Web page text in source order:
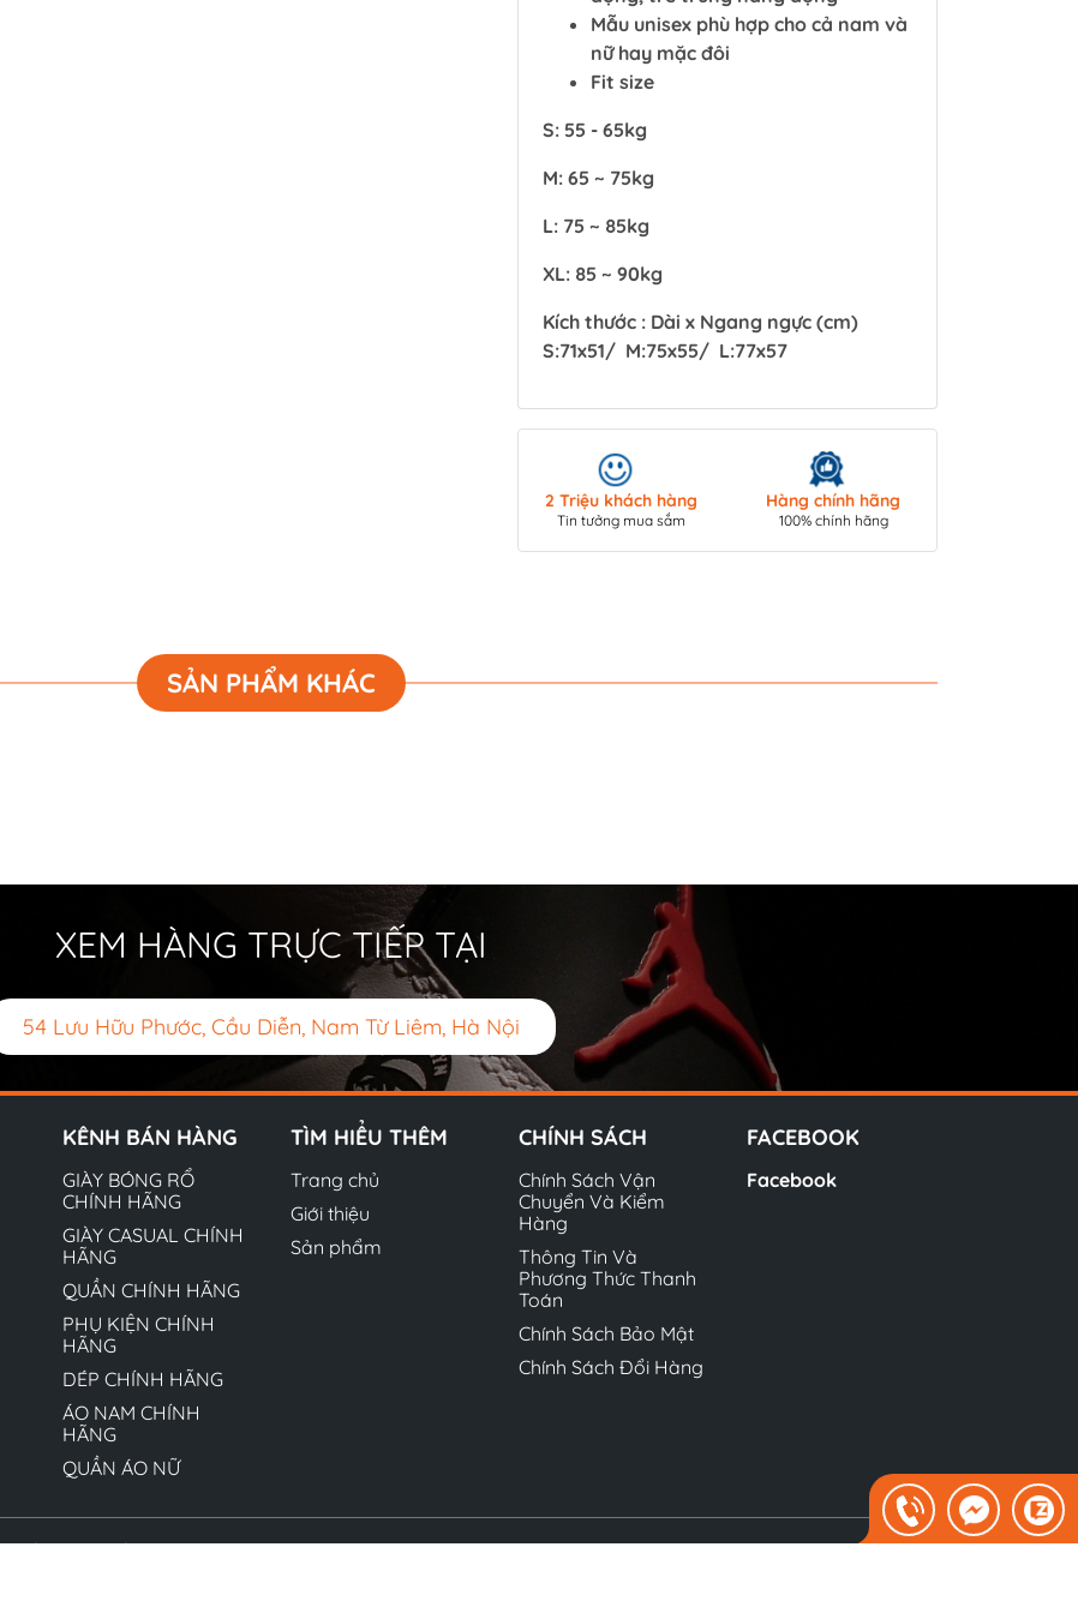
Mẫu unisex phù hợp cho cả nam và
nữ hay mặc đôi
Fit size
S: 55 - 65kg
M: 65 ~ 75kg
L: 75 ~ 85kg
XL: 85 ~ 90kg
Kích thước : Dài x Ngang ngực (cm)
S:71x51/ M:75x55/ L:77x57
2 Triệu khách hàng
Tin tưởng mua sắm
Hàng chính hãng
100% chính hãng
SẢN PHẨM KHÁC
XEM HÀNG TRỰC TIẾP TẠI
54 Lưu Hữu Phước, Cầu Diễn, Nam Từ Liêm, Hà Nội
KÊNH BÁN HÀNG
GIÀY BÓNG RỔ
CHÍNH HÃNG
GIÀY CASUAL CHÍNH
HÃNG
QUẦN CHÍNH HÃNG
PHỤ KIỆN CHÍNH
HÃNG
DÉP CHÍNH HÃNG
ÁO NAM CHÍNH
HÃNG
QUẦN ÁO NỮ
TÌM HIỂU THÊM
Trang chủ
Giới thiệu
Sản phẩm
CHÍNH SÁCH
Chính Sách Vận
Chuyển Và Kiểm
Hàng
Thông Tin Và
Phương Thức Thanh
Toán
Chính Sách Bảo Mật
Chính Sách Đổi Hàng
FACEBOOK
Facebook